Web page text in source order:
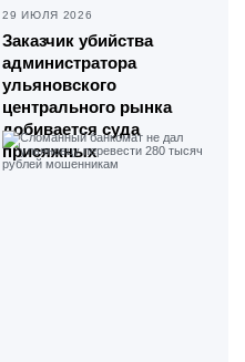
29 ИЮЛЯ 2026
Заказчик убийства
администратора
ульяновского
центрального рынка
добивается суда
присяжных